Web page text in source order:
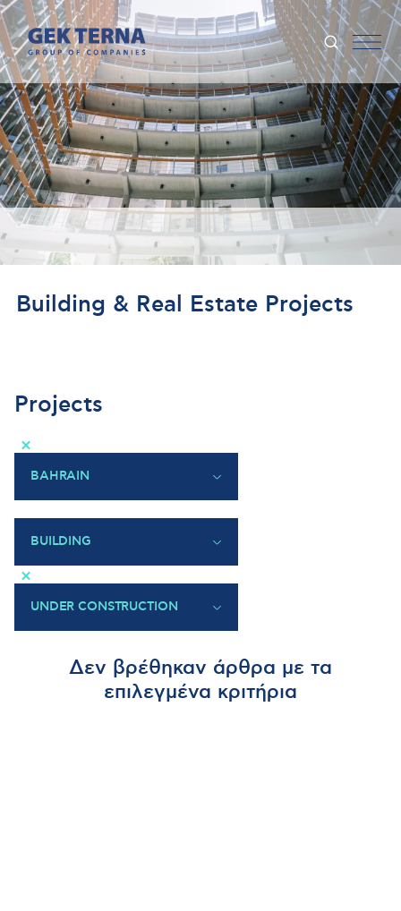
Building & Real Estate Projects
Projects
×
BAHRAIN
GREECE
BAHRAIN
QATAR
UAE
BUILDING
×
UNDER CONSTRUCTION
COMPLETED
Δεν βρέθηκαν άρθρα με τα
επιλεγμένα κριτήρια